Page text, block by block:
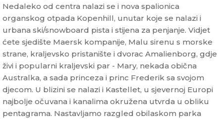
Nedaleko od centra nalazi se i nova spalionica
organskog otpada Kopenhill, unutar koje se nalazi i
urbana ski/snowboard pista i stijena za penjanje. Vidjet
ćete sjedište Maersk kompanije, Malu sirenu s morske
strane, kraljevsko pristanište i dvorac Amalienborg, gdje
živi i popularni kraljevski par - Mary, nekada obična
Australka, a sada princeza i princ Frederik sa svojom
djecom. U blizini se nalazi i Kastellet, u sjevernoj Europi
najbolje očuvana i kanalima okružena utvrda u obliku
pentagrama. Nastavljamo razgled obilaskom parka